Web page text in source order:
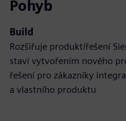
Pohyb
Build
Rozšiřuje produkt/řešení
staví vytvořením nového
řešení pro zákazníky
a vlastního produktu